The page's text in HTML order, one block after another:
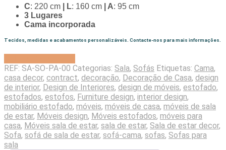
C: 220 cm | L: 160 cm | A: 95 cm
3 Lugares
Cama incorporada
Tecidos, medidas e acabamentos personalizáveis. Contacte-nos para mais informações.
REF: SA-SO-PA-00 Categorias: Sala, Sofás Etiquetas: Cama,
casa decor, contract, decoração, Decoração de Casa, design
de interior, Design de Interiores, design de móveis, estofado,
estofados, estofos, Furniture design, interior design,
mobiliário estofado, móveis, móveis de casa, móveis de sala
de estar, Móveis design, Móveis estofados, móveis para
casa, Móveis sala de estar, sala de estar, Sala de estar decor,
Sofa, sofá de sala de estar, sofá-cama, sofas, Sofas para
sala